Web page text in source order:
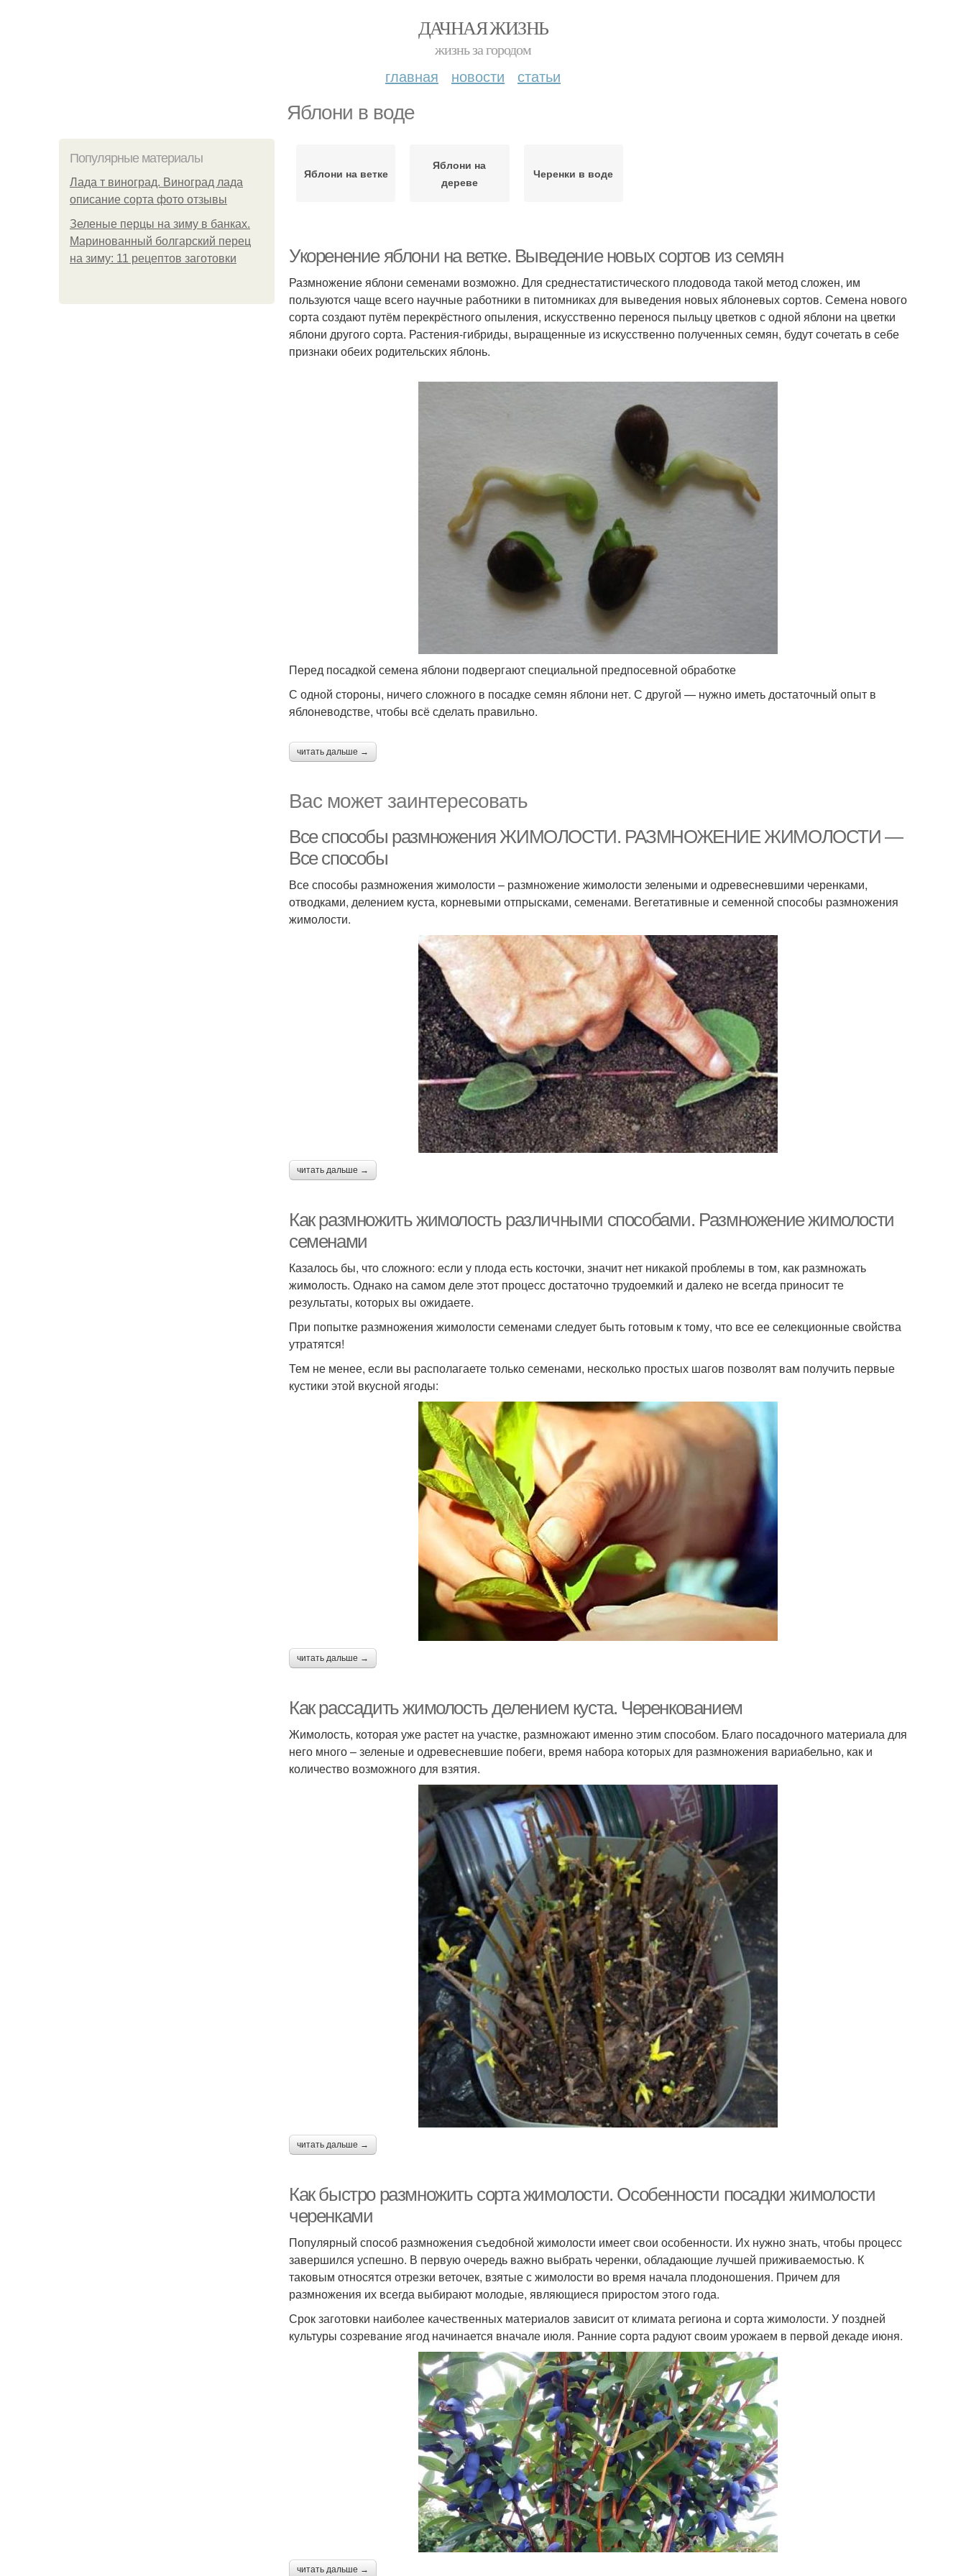
ДАЧНАЯ ЖИЗНЬ
жизнь за городом
главная новости статьи
Яблони в воде
Популярные материалы
Лада т виноград. Виноград лада
описание сорта фото отзывы
Зеленые перцы на зиму в банках.
Маринованный болгарский перец
на зиму: 11 рецептов заготовки
Яблони на ветке
Яблони на
дереве
Черенки в воде
Укоренение яблони на ветке. Выведение новых сортов из семян
Размножение яблони семенами возможно. Для среднестатистического плодовода такой метод сложен, им
пользуются чаще всего научные работники в питомниках для выведения новых яблоневых сортов. Семена нового
сорта создают путём перекрёстного опыления, искусственно перенося пыльцу цветков с одной яблони на цветки
яблони другого сорта. Растения-гибриды, выращенные из искусственно полученных семян, будут сочетать в себе
признаки обеих родительских яблонь.
Перед посадкой семена яблони подвергают специальной предпосевной обработке
С одной стороны, ничего сложного в посадке семян яблони нет. С другой — нужно иметь достаточный опыт в
яблоневодстве, чтобы всё сделать правильно.
читать дальше →
Вас может заинтересовать
Все способы размножения ЖИМОЛОСТИ. РАЗМНОЖЕНИЕ ЖИМОЛОСТИ —
Все способы
Все способы размножения жимолости – размножение жимолости зелеными и одревесневшими черенками,
отводками, делением куста, корневыми отпрысками, семенами. Вегетативные и семенной способы размножения
жимолости.
читать дальше →
Как размножить жимолость различными способами. Размножение жимолости
семенами
Казалось бы, что сложного: если у плода есть косточки, значит нет никакой проблемы в том, как размножать
жимолость. Однако на самом деле этот процесс достаточно трудоемкий и далеко не всегда приносит те
результаты, которых вы ожидаете.
При попытке размножения жимолости семенами следует быть готовым к тому, что все ее селекционные свойства
утратятся!
Тем не менее, если вы располагаете только семенами, несколько простых шагов позволят вам получить первые
кустики этой вкусной ягоды:
читать дальше →
Как рассадить жимолость делением куста. Черенкованием
Жимолость, которая уже растет на участке, размножают именно этим способом. Благо посадочного материала для
него много – зеленые и одревесневшие побеги, время набора которых для размножения вариабельно, как и
количество возможного для взятия.
читать дальше →
Как быстро размножить сорта жимолости. Особенности посадки жимолости
черенками
Популярный способ размножения съедобной жимолости имеет свои особенности. Их нужно знать, чтобы процесс
завершился успешно. В первую очередь важно выбрать черенки, обладающие лучшей приживаемостью. К
таковым относятся отрезки веточек, взятые с жимолости во время начала плодоношения. Причем для
размножения их всегда выбирают молодые, являющиеся приростом этого года.
Срок заготовки наиболее качественных материалов зависит от климата региона и сорта жимолости. У поздней
культуры созревание ягод начинается вначале июля. Ранние сорта радуют своим урожаем в первой декаде июня.
читать дальше →